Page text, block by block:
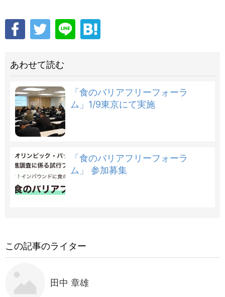
あわせて読む
「食のバリアフリーフォーラ
ム」1/9東京にて実施
「食のバリアフリーフォーラ
ム」 参加募集
この記事のライター
田中 章雄